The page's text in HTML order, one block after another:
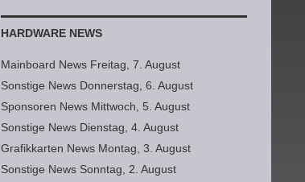
HARDWARE NEWS
Mainboard News Freitag, 7. August
Sonstige News Donnerstag, 6. August
Sponsoren News Mittwoch, 5. August
Sonstige News Dienstag, 4. August
Grafikkarten News Montag, 3. August
Sonstige News Sonntag, 2. August